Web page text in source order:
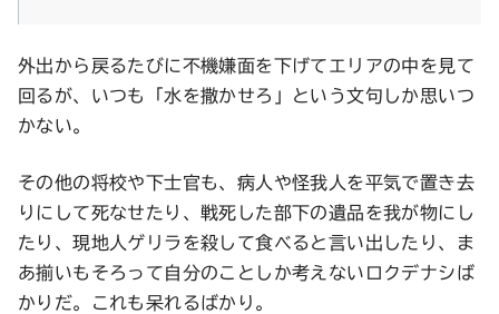
外出から戻るたびに不機嫌面を下げてエリアの中を見て
回るが、いつも「水を撒かせろ」という文句しか思いつ
かない。
その他の将校や下士官も、病人や怪我人を平気で置き去
りにして死なせたり、戦死した部下の遺品を我が物にし
たり、現地人ゲリラを殺して食べると言い出したり、ま
あ揃いもそろって自分のことしか考えないロクデナシば
かりだ。これも呆れるばかり。